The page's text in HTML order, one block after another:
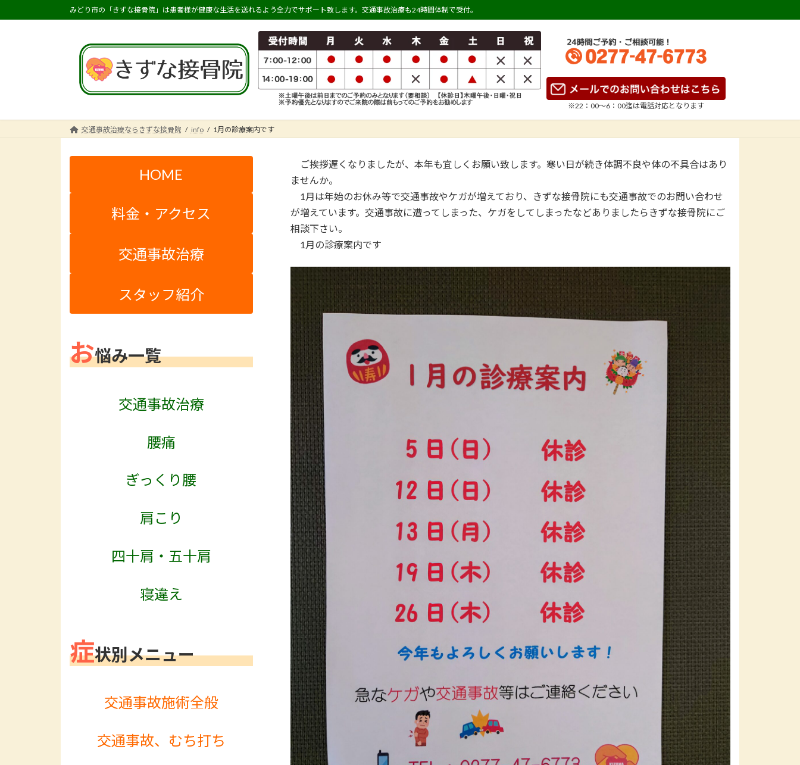
ン
ッ
ビ
移
みどり市の「きずな接骨院」は患者様が健康な生活を送れるよう全力でサポート致します。交通事故治療も24時間体制で受付。
※22：00～6：00迄は電話対応となります
交通事故治療ならきずな接骨院 info 1月の診療案内です
ご挨拶遅くなりましたが、本年も宜しくお願い致します。寒い日が続き体調不良や体の不具合はあり
ませんか。
1月は年始のお休み等で交通事故やケガが増えており、きずな接骨院にも交通事故でのお問い合わせ
が増えています。交通事故に遭ってしまった、ケガをしてしまったなどありましたらきずな接骨院にご
相談下さい。
1月の診療案内です
HOME
料金・アクセス
交通事故治療
スタッフ紹介
お悩み一覧
交通事故治療
腰痛
ぎっくり腰
肩こり
四十肩・五十肩
寝違え
症状別メニュー
交通事故施術全般
交通事故、むち打ち